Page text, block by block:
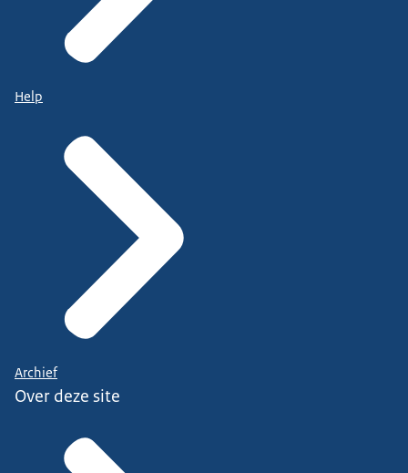
Help
Archief
Over deze site